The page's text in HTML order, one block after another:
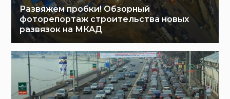
Развяжем пробки! Обзорный
фоторепортаж строительства новых
развязок на МКАД